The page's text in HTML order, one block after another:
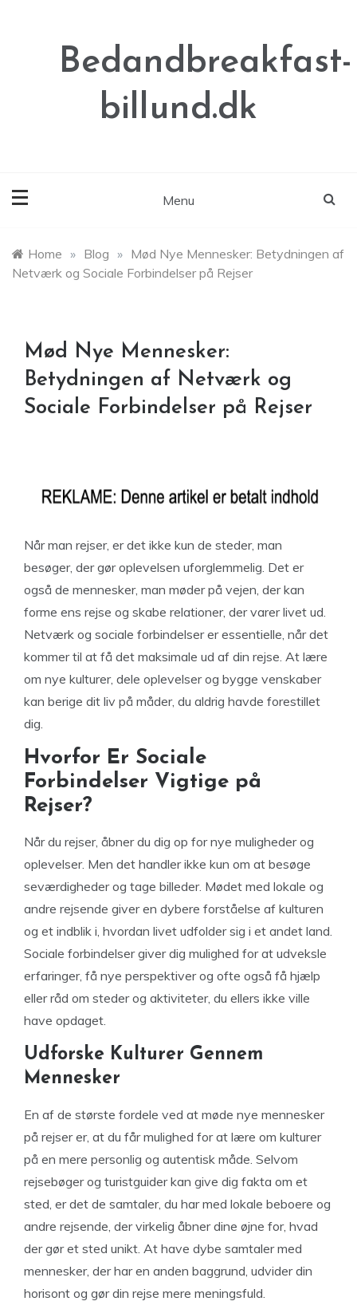
Bedandbreakfast-
billund.dk
Menu
Home » Blog » Mød Nye Mennesker: Betydningen af
Netværk og Sociale Forbindelser på Rejser
Mød Nye Mennesker:
Betydningen af Netværk og
Sociale Forbindelser på Rejser
Når man rejser, er det ikke kun de steder, man
besøger, der gør oplevelsen uforglemmelig. Det er
også de mennesker, man møder på vejen, der kan
forme ens rejse og skabe relationer, der varer livet ud.
Netværk og sociale forbindelser er essentielle, når det
kommer til at få det maksimale ud af din rejse. At lære
om nye kulturer, dele oplevelser og bygge venskaber
kan berige dit liv på måder, du aldrig havde forestillet
dig.
Hvorfor Er Sociale
Forbindelser Vigtige på
Rejser?
Når du rejser, åbner du dig op for nye muligheder og
oplevelser. Men det handler ikke kun om at besøge
seværdigheder og tage billeder. Mødet med lokale og
andre rejsende giver en dybere forståelse af kulturen
og et indblik i, hvordan livet udfolder sig i et andet land.
Sociale forbindelser giver dig mulighed for at udveksle
erfaringer, få nye perspektiver og ofte også få hjælp
eller råd om steder og aktiviteter, du ellers ikke ville
have opdaget.
Udforske Kulturer Gennem
Mennesker
En af de største fordele ved at møde nye mennesker
på rejser er, at du får mulighed for at lære om kulturer
på en mere personlig og autentisk måde. Selvom
rejsebøger og turistguider kan give dig fakta om et
sted, er det de samtaler, du har med lokale beboere og
andre rejsende, der virkelig åbner dine øjne for, hvad
der gør et sted unikt. At have dybe samtaler med
mennesker, der har en anden baggrund, udvider din
horisont og gør din rejse mere meningsfuld.